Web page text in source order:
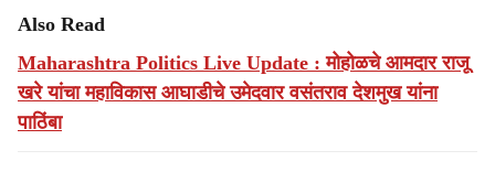
Also Read
Maharashtra Politics Live Update : मोहोळचे आमदार राजू
खरे यांचा महाविकास आघाडीचे उमेदवार वसंतराव देशमुख यांना
पाठिंबा